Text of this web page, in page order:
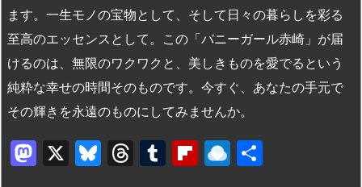
ます。一生モノの宝物として、そして日々の暮らしを彩る
至高のエッセンスとして。この「バニーガール赤崎」が届
けるのは、無限のワクワクと、美しきものを愛でるという
純粋な幸せの時間そのものです。今すぐ、あなたの手元で
その輝きを永遠のものにしてみませんか。
M X
Bl T
T
Fl R